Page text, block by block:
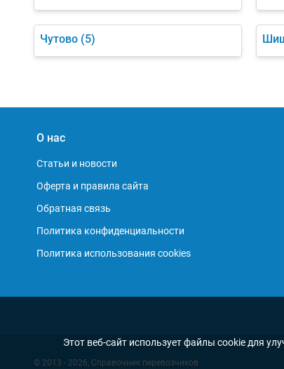
Чутово (5)
О нас
Статьи и новости
Оферта и правила сайта
Обратная связь
Политика конфиденциальности
Политика использования cookies
© 2013 - 2026, Справочник перевозчиков
Этот веб-сайт использует файлы cookie для